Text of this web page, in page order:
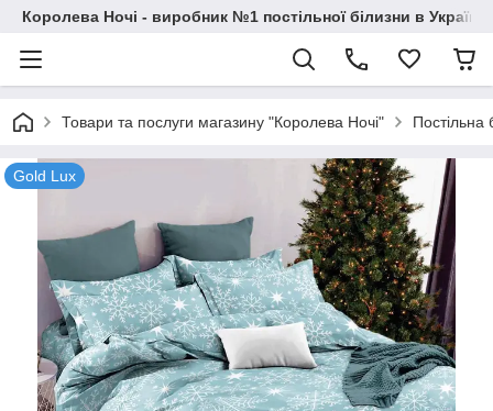
Королева Ночі - виробник №1 постільної білизни в Україні
Товари та послуги магазину "Королева Ночі" Постільна
Gold Lux